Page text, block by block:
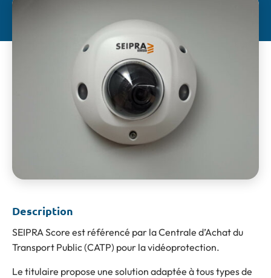
Description
SEIPRA Score est référencé par la Centrale d’Achat du
Transport Public (CATP) pour la vidéoprotection.
Le titulaire propose une solution adaptée à tous types de